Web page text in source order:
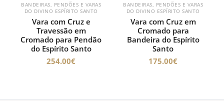
BANDEIRAS, PENDÕES E VARAS
DO DIVINO ESPÍRITO SANTO
Vara com Cruz e
Travessão em
Cromado para Pendão
do Espírito Santo
254.00€
BANDEIRAS, PENDÕES E VARAS
DO DIVINO ESPÍRITO SANTO
Vara com Cruz em
Cromado para
Bandeira do Espírito
Santo
175.00€